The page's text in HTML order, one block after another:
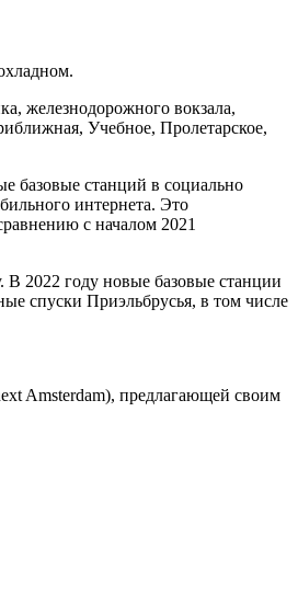
железнодорожного вокзала,
Учебное, Пролетарское,
базовые станций в социально
интернета. Это
с началом 2021
В 2022 году новые базовые станции
спуски Приэльбрусья, в том числе
Amsterdam), предлагающей своим